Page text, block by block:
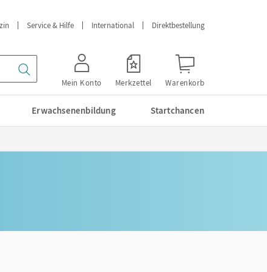
Service & Hilfe International Direktbestellung
Mein Konto Merkzettel Warenkorb
Erwachsenenbildung Startchancen